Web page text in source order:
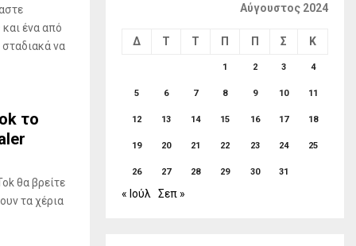
ένα από
σταδιακά να
το
θα βρείτε
τα χέρια
Αύγουστος 2024
Δ Τ Τ Π Π Σ Κ
1 2 3 4
5 6 7 8 9 10 11
12 13 14 15 16 17 18
19 20 21 22 23 24 25
26 27 28 29 30 31
« Ιούλ Σεπ »